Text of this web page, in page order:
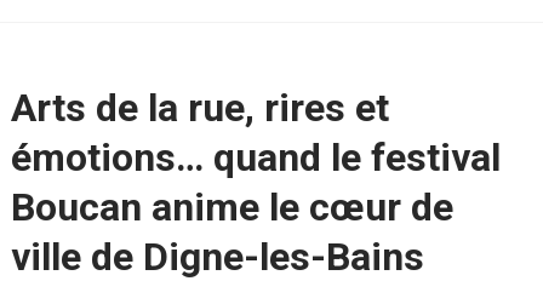
Arts de la rue, rires et
émotions… quand le festival
Boucan anime le cœur de
ville de Digne-les-Bains